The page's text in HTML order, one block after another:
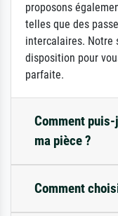
proposons
telles que des
intercalaires. Notre
disposition pour
parfaite.
Comment
ma pièce ?
Comment